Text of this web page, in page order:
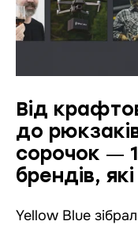
Від
до
сорочок ―
брендів,
Yellow Blue